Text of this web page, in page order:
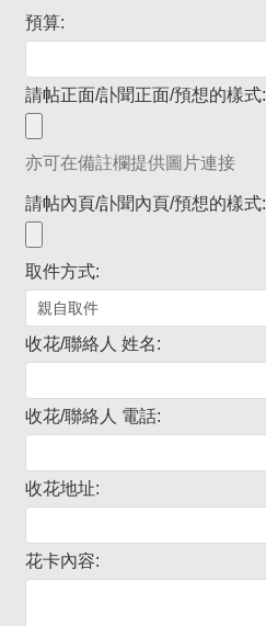
預算:
請帖正面/訃聞正面/預想的樣式:
亦可在備註欄提供圖片連接
請帖內頁/訃聞內頁/預想的樣式:
取件方式:
收花/聯絡人 姓名:
收花/聯絡人 電話:
收花地址:
花卡內容: